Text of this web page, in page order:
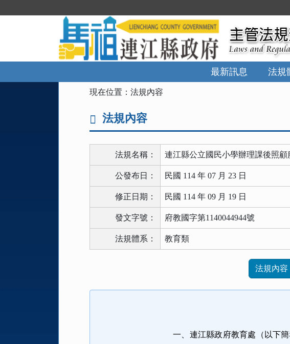
到
最新訊息 法規
現在位置：法規內容
法規內容
法規名稱： 連江縣公立國民小學辦理課後照顧
公發布日： 民國 114 年 07 月 23 日
修正日期： 民國 114 年 09 月 19 日
發文字號： 府教國字第1140044944號
法規體系： 教育類
功
法規內容
一、 連江縣政府教育處（以下